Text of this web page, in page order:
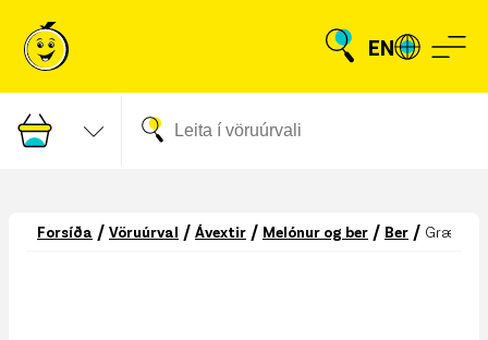
EN
Forsíða / Vöruúrval / Ávextir / Melónur og ber / Ber / Græn